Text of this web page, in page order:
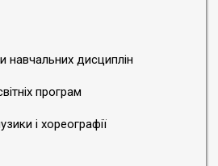
навчальних дисциплін
програм
і хореографії